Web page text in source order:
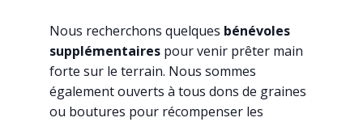
Nous recherchons quelques bénévoles
supplémentairespour venir prêter main
forte sur le terrain. Nous sommes
également ouverts à tous dons de graines
ou boutures pour récompenser les